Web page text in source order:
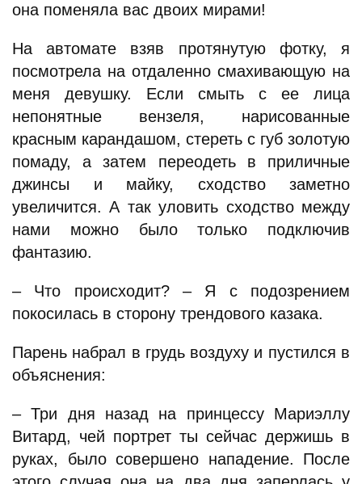
она поменяла вас двоих мирами!
На автомате взяв протянутую фотку, я
посмотрела на отдаленно смахивающую на
меня девушку. Если смыть с ее лица
непонятные вензеля, нарисованные
красным карандашом, стереть с губ золотую
помаду, а затем переодеть в приличные
джинсы и майку, сходство заметно
увеличится. А так уловить сходство между
нами можно было только подключив
фантазию.
– Что происходит? – Я с подозрением
покосилась в сторону трендового казака.
Парень набрал в грудь воздуху и пустился в
объяснения:
– Три дня назад на принцессу Мариэллу
Витард, чей портрет ты сейчас держишь в
руках, было совершено нападение. После